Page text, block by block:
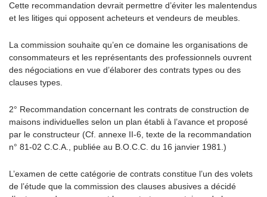
Cette recommandation devrait permettre d’éviter les malentendus
et les litiges qui opposent acheteurs et vendeurs de meubles.
La commission souhaite qu’en ce domaine les organisations de
consommateurs et les représentants des professionnels ouvrent
des négociations en vue d’élaborer des contrats types ou des
clauses types.
2° Recommandation concernant les contrats de construction de
maisons individuelles selon un plan établi à l’avance et proposé
par le constructeur (Cf. annexe II-6, texte de la recommandation
n° 81-02 C.C.A., publiée au B.O.C.C. du 16 janvier 1981.)
L’examen de cette catégorie de contrats constitue l’un des volets
de l’étude que la commission des clauses abusives a décidé